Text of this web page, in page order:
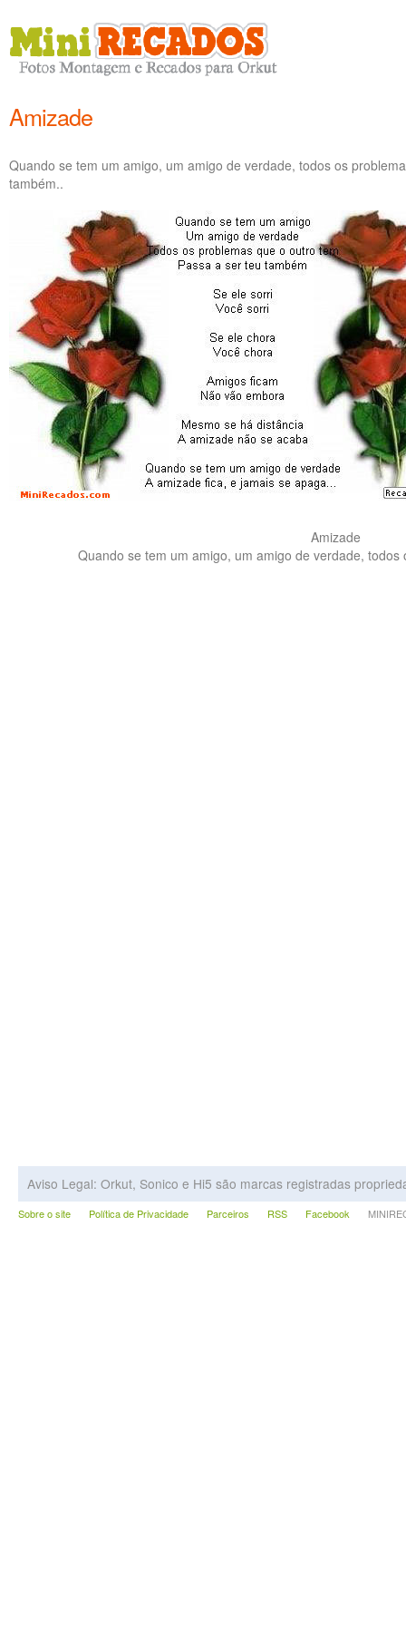
Amizade
Quando se tem um amigo, um amigo de verdade, todos os
também..
Amizade
Quando se tem um amigo, um amigo de verdade,
Aviso Legal: Orkut, Sonico e Hi5 são marcas registradas
Sobre o site Política de Privacidade Parceiros RSS Facebook